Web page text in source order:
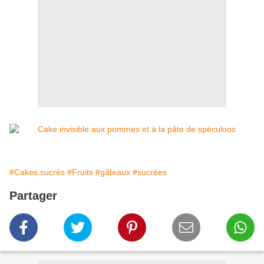
#Cakes sucrés #Fruits #gâteaux #sucrées
Partager